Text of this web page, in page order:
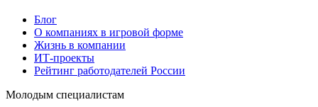
Блог
О компаниях в игровой форме
Жизнь в компании
ИТ-проекты
Рейтинг работодателей России
Молодым специалистам